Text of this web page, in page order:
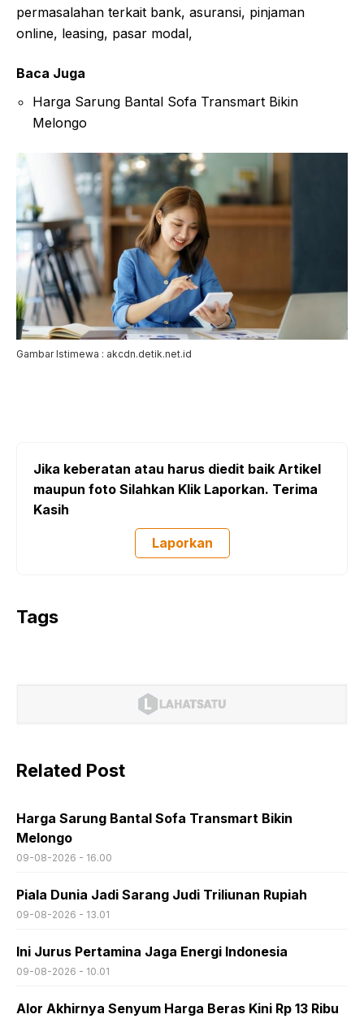
permasalahan terkait bank, asuransi, pinjaman
online, leasing, pasar modal,
Baca Juga
Harga Sarung Bantal Sofa Transmart Bikin
Melongo
Gambar Istimewa : akcdn.detik.net.id
Jika keberatan atau harus diedit baik Artikel
maupun foto Silahkan Klik Laporkan. Terima
Kasih
Laporkan
Tags
Related Post
Harga Sarung Bantal Sofa Transmart Bikin
Melongo
09-08-2026 - 16.00
Piala Dunia Jadi Sarang Judi Triliunan Rupiah
09-08-2026 - 13.01
Ini Jurus Pertamina Jaga Energi Indonesia
09-08-2026 - 10.01
Alor Akhirnya Senyum Harga Beras Kini Rp 13 Ribu